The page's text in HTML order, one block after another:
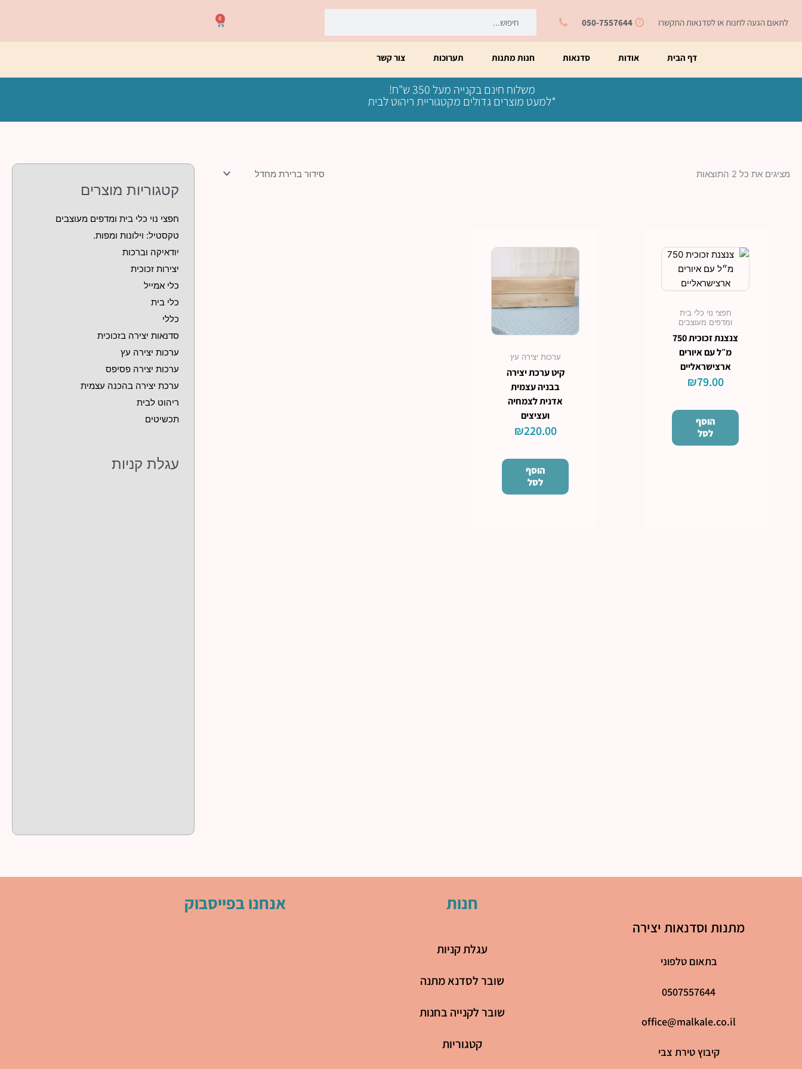
לתוכן
050-7557644 לתאום הגעה לחנות או לסדנאות התקשרו 0
עגלת
קניות
דף הבית אודות סדנאות חנות מתנות תערוכות צור קשר
משלוח חינם בקנייה מעל 350 ש"ח!
*למעט מוצרים גדולים מקטגוריית ריהוט לבית
מציגים את כל ⁦2⁩ התוצאות
חפצי נוי כלי בית
ומדפים מעוצבים
צנצנת זכוכית 750
מ״ל עם איורים
ארצישראליים
₪79.00
הוסף
לסל
ערכות יצירה עץ
קיט ערכת יצירה
בבניה עצמית
אדנית לצמחיה
ועציצים
₪220.00
הוסף
לסל
קטגוריות מוצרים
חפצי נוי כלי בית ומדפים מעוצבים
טקסטיל: וילונות ומפות.
יודאיקה וברכות
יצירות זכוכית
כלי אמייל
כלי בית
כללי
סדנאות יצירה בזכוכית
ערכות יצירה עץ
ערכות יצירה פסיפס
ערכת יצירה בהכנה עצמית
ריהוט לבית
תכשיטים
עגלת קניות
מתנות וסדנאות יצירה
בתאום טלפוני
0507557644
office@malkale.co.il
קיבוץ טירת צבי
חנות
עגלת קניות
שובר לסדנא מתנה
שובר לקנייה בחנות
קטגוריות
אנחנו בפייסבוק